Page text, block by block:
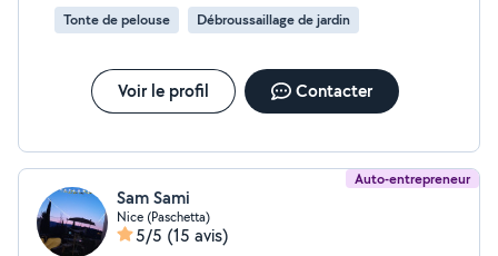
vente/location. Je peux me déplacer pour voir le travail
à effectuer et proposer un tarif clair selon la surface,
m'envoyer des photos de votre jardin pour une première
estimation rapide.
Tonte de pelouse Débroussaillage de jardin
Voir le profil Contacter
Auto-entrepreneur
Sam Sami
Nice (Paschetta)
5/5 (15 avis)